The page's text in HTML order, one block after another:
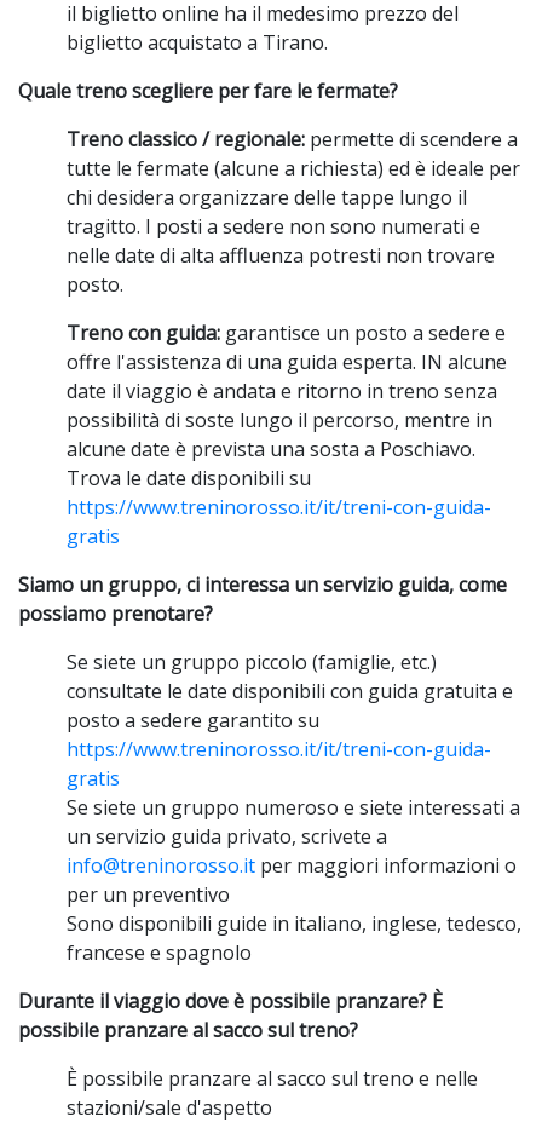
il biglietto online ha il medesimo prezzo del
biglietto acquistato a Tirano.
Quale treno scegliere per fare le fermate?
Treno classico / regionale: permette di scendere a
tutte le fermate (alcune a richiesta) ed è ideale per
chi desidera organizzare delle tappe lungo il
tragitto. I posti a sedere non sono numerati e
nelle date di alta affluenza potresti non trovare
posto.
Treno con guida: garantisce un posto a sedere e
offre l'assistenza di una guida esperta. IN alcune
date il viaggio è andata e ritorno in treno senza
possibilità di soste lungo il percorso, mentre in
alcune date è prevista una sosta a Poschiavo.
Trova le date disponibili su
https://www.treninorosso.it/it/treni-con-guida-
gratis
Siamo un gruppo, ci interessa un servizio guida, come
possiamo prenotare?
Se siete un gruppo piccolo (famiglie, etc.)
consultate le date disponibili con guida gratuita e
posto a sedere garantito su
https://www.treninorosso.it/it/treni-con-guida-
gratis
Se siete un gruppo numeroso e siete interessati a
un servizio guida privato, scrivete a
info@treninorosso.it per maggiori informazioni o
per un preventivo
Sono disponibili guide in italiano, inglese, tedesco,
francese e spagnolo
Durante il viaggio dove è possibile pranzare? È
possibile pranzare al sacco sul treno?
È possibile pranzare al sacco sul treno e nelle
stazioni/sale d'aspetto